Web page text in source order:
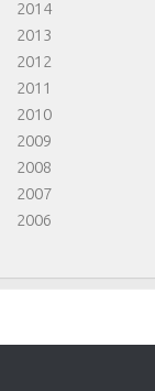
2014
2013
2012
2011
2010
2009
2008
2007
2006